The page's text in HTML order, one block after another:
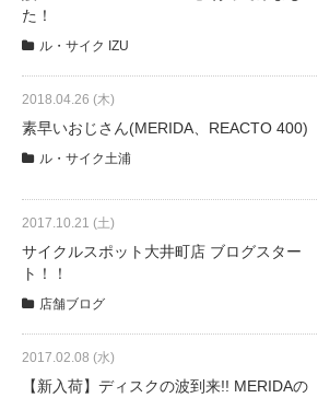
個人情報保護
た！
ル・サイク IZU
2018.04.26 (木)
素早いおじさん(MERIDA、REACTO 400)
ル・サイク土浦
2017.10.21 (土)
サイクルスポット大井町店 ブログスター
ト！！
店舗ブログ
2017.02.08 (水)
【新入荷】ディスクの波到来!! MERIDAの